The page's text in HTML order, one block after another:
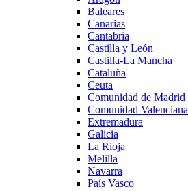
Baleares
Canarias
Cantabria
Castilla y León
Castilla-La Mancha
Cataluña
Ceuta
Comunidad de Madrid
Comunidad Valenciana
Extremadura
Galicia
La Rioja
Melilla
Navarra
País Vasco